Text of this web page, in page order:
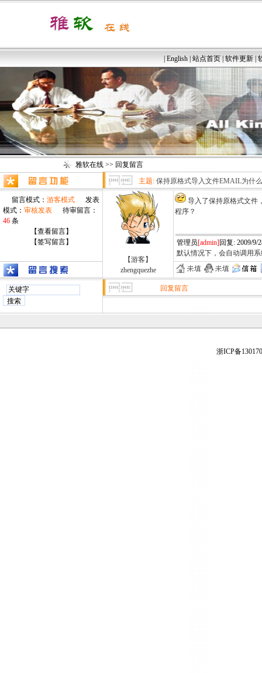
English 站点首页 软件更新
雅软在线 >> 回复留言
留言模式： 游客模式 发表
模式： 审核发表 待审留言：
46 条
【查看留言】
【签写留言】
主题: 保持原格式导入文件EMAIL为什
【游客】
zhengquezhe
导入了保持原格式文件
程序？
管理员[admin] 回复: 2009/9/
默认情况下，会自动调用
回复留言
浙ICP备